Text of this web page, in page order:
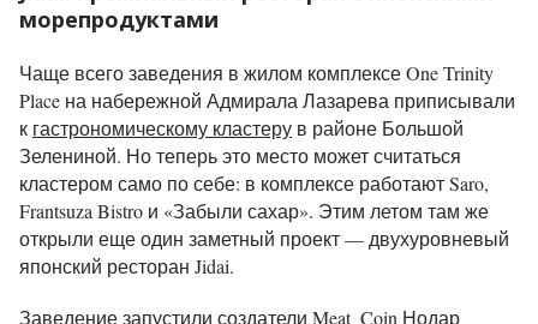
морепродуктами
Чаще всего заведения в жилом комплексе One Trinity
Place на набережной Адмирала Лазарева приписывали
к гастрономическому кластеру в районе Большой
Зелениной. Но теперь это место может считаться
кластером само по себе: в комплексе работают Saro,
Frantsuza Bistro и «Забыли сахар». Этим летом там же
открыли еще один заметный проект — двухуровневый
японский ресторан Jidai.
Заведение запустили создатели Meat_Coin Нодар